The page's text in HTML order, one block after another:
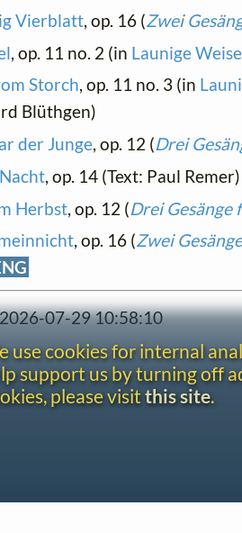
Vierblatt, op. 16 (Zwei
, op. 11 no. 2 (in Launige
Storch, op. 11 no. 3 (in
Blüthgen)
der Junge, op. 12 (Drei
, op. 14 (Text: Paul Remer)
Herbst, op. 12 (Drei
, op. 16 (Zwei
07-29 10:58:10
use cookies for internal
support us by turning off
please visitthis site.